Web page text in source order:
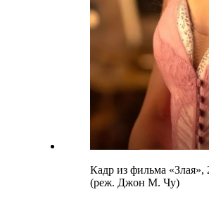
Кадр из фильма «Злая»,
(реж. Джон М. Чу)